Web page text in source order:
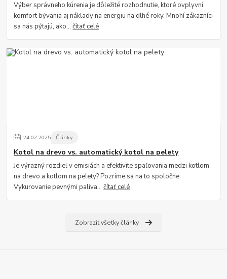
Výber správneho kúrenia je dôležité rozhodnutie, ktoré ovplyvní
komfort bývania aj náklady na energiu na dlhé roky. Mnohí zákazníci
sa nás pýtajú, ako...čítať celé
24.02.2025 Články
Kotol na drevo vs. automatický kotol na pelety
Je výrazný rozdiel v emisiách a efektivite spaľovania medzi kotlom
na drevo a kotlom na pelety? Pozrime sa na to spoločne.
Vykurovanie pevnými paliva...čítať celé
Zobraziť všetky články